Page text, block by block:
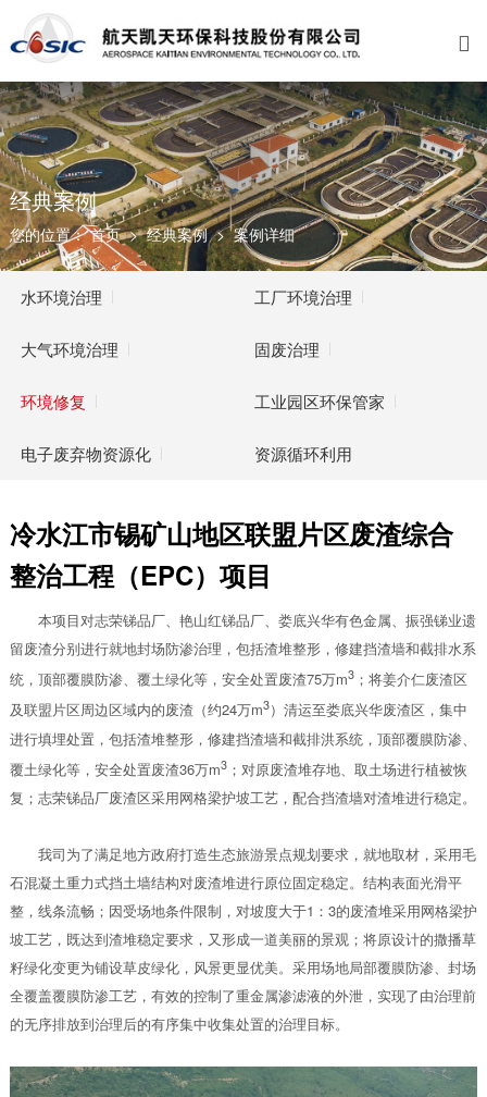
关于我们
公司介绍
资质荣誉
发展历程
企业文化
联系我们
业务范围
水环境治理
工厂环境治理
大气环境治理
固废处理
环境修复
工业园区环保管家
电子废弃物资源化
资源循环利用
新闻资讯
公司新闻
党群工作
媒体聚焦
视频中心
公告通知
招贤纳士
福利与成长
校园招聘

经典案例
您的位置： 首页 > 经典案例 >案例详细
水环境治理 工厂环境治理
大气环境治理 固废治理
环境修复 工业园区环保管家
电子废弃物资源化 资源循环利用
冷水江市锡矿山地区联盟片区废渣综合
整治工程（EPC）项目
本项目对志荣锑品厂、艳山红锑品厂、娄底兴华有色金属、振强锑业遗
留废渣分别进行就地封场防渗治理，包括渣堆整形，修建挡渣墙和截排水系
统，顶部覆膜防渗、覆土绿化等，安全处置废渣75万m3；将姜介仁废渣区
及联盟片区周边区域内的废渣（约24万m3）清运至娄底兴华废渣区，集中
进行填埋处置，包括渣堆整形，修建挡渣墙和截排洪系统，顶部覆膜防渗、
覆土绿化等，安全处置废渣36万m3；对原废渣堆存地、取土场进行植被恢
复；志荣锑品厂废渣区采用网格梁护坡工艺，配合挡渣墙对渣堆进行稳定。
我司为了满足地方政府打造生态旅游景点规划要求，就地取材，采用毛
石混凝土重力式挡土墙结构对废渣堆进行原位固定稳定。结构表面光滑平
整，线条流畅；因受场地条件限制，对坡度大于1：3的废渣堆采用网格梁护
坡工艺，既达到渣堆稳定要求，又形成一道美丽的景观；将原设计的撒播草
籽绿化变更为铺设草皮绿化，风景更显优美。采用场地局部覆膜防渗、封场
全覆盖覆膜防渗工艺，有效的控制了重金属渗滤液的外泄，实现了由治理前
的无序排放到治理后的有序集中收集处置的治理目标。